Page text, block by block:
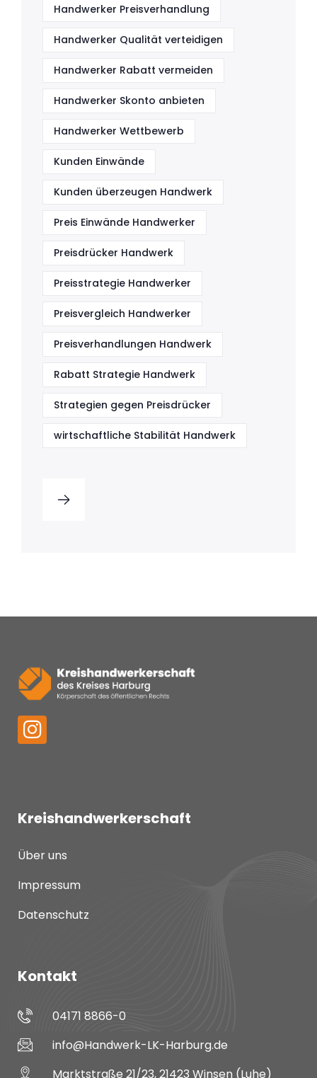
Handwerker Preisverhandlung
Handwerker Qualität verteidigen
Handwerker Rabatt vermeiden
Handwerker Skonto anbieten
Handwerker Wettbewerb
Kunden Einwände
Kunden überzeugen Handwerk
Preis Einwände Handwerker
Preisdrücker Handwerk
Preisstrategie Handwerker
Preisvergleich Handwerker
Preisverhandlungen Handwerk
Rabatt Strategie Handwerk
Strategien gegen Preisdrücker
wirtschaftliche Stabilität Handwerk
Kreishandwerkerschaft
Über uns
Impressum
Datenschutz
Kontakt
04171 8866-0
info@Handwerk-LK-Harburg.de
Marktstraße 21/23, 21423 Winsen (Luhe)